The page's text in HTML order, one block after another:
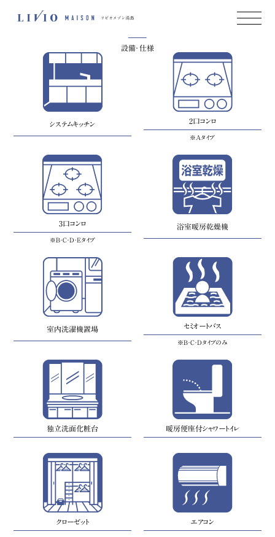
Equipment
設備・仕様
システムキッチン 2口コンロ
※Aタイプ
3口コンロ
※B・C・D・Eタイプ
浴室暖房乾燥機
室内洗濯機置場 セミオートバス
※B・C・Dタイプのみ
独立洗面化粧台 暖房便座付シャワートイレ
クローゼット エアコン